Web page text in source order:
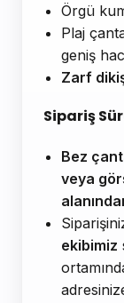
Örgü
Plaj
geniş
Zarf
Sipariş
Bez
veya
ekibimiz